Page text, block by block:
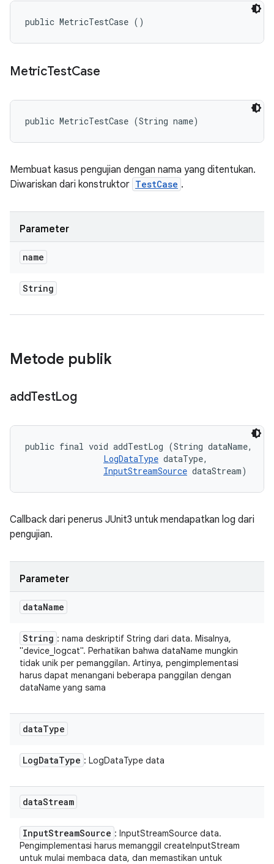
public MetricTestCase ()
MetricTestCase
public MetricTestCase (String name)
Membuat kasus pengujian dengan nama yang ditentukan.
Diwariskan dari konstruktor TestCase .
Parameter
name
String
Metode publik
addTestLog
public final void addTestLog (String dataName,
LogDataType dataType,
InputStreamSource dataStream)
Callback dari penerus JUnit3 untuk mendapatkan log dari
pengujian.
Parameter
dataName
String : nama deskriptif String dari data. Misalnya,
"device_logcat". Perhatikan bahwa dataName mungkin
tidak unik per pemanggilan. Artinya, pengimplementasi
harus dapat menangani beberapa panggilan dengan
dataName yang sama
dataType
LogDataType : LogDataType data
dataStream
InputStreamSource : InputStreamSource data.
Pengimplementasi harus memanggil createInputStream
untuk mulai membaca data, dan memastikan untuk